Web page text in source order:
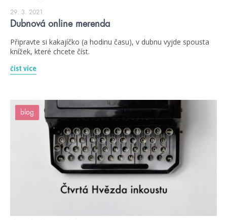
29. 3. 2021
Dubnová online merenda
Připravte si kakajíčko (a hodinu času), v dubnu vyjde spousta
knížek, které chcete číst.
číst více
blog